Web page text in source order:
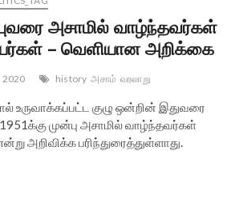
அசாமில் வாழ்ந்தவர்கள்
– வெளியான அறிக்கை
2020 history அசாம் வரலாறு
உருவாக்கப்பட்ட குழு ஒன்றின் இதுவரை
முன்பு அசாமில் வாழ்ந்தவர்கள்
அறிவிக்க பரிந்துரைத்துள்ளாது.